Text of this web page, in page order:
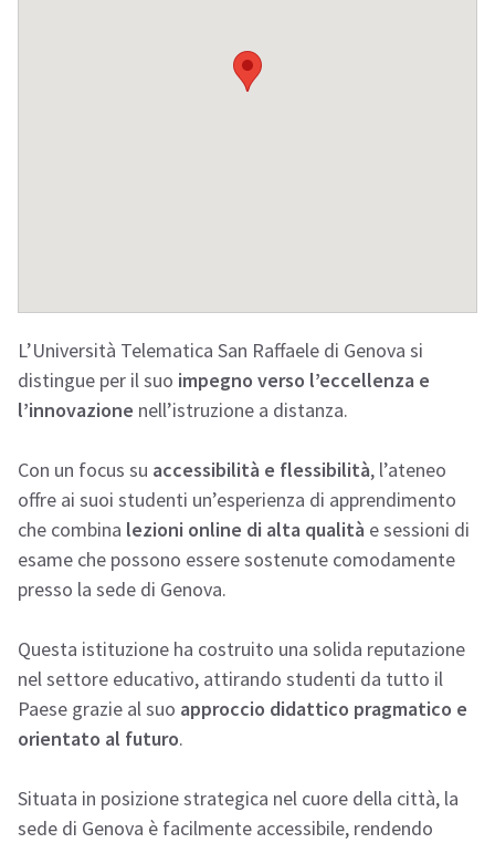
L’Università Telematica San Raffaele di Genova si
distingue per il suo impegno verso l’eccellenza e
l’innovazione nell’istruzione a distanza.
Con un focus su accessibilità e flessibilità, l’ateneo
offre ai suoi studenti un’esperienza di apprendimento
che combina lezioni online di alta qualità e sessioni di
esame che possono essere sostenute comodamente
presso la sede di Genova.
Questa istituzione ha costruito una solida reputazione
nel settore educativo, attirando studenti da tutto il
Paese grazie al suo approccio didattico pragmatico e
orientato al futuro.
Situata in posizione strategica nel cuore della città, la
sede di Genova è facilmente accessibile, rendendo